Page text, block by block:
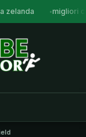
zelanda migliori